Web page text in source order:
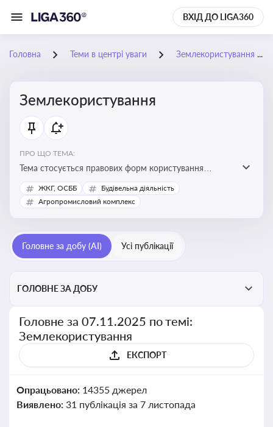
ВХІД ДО LIGA360
Головна Теми в центрі уваги Землекористування
Землекористування
ПРО ЩО ТЕМА:
Тема стосується правових форм користування
землею, зокрема умов доступу, володіння та
користування земельними ділянками різних форм
ЖКГ, ОСББ
Будівельна діяльність
Агропромисловий комплекс
Головне за добу (AI) Усі публікації
ГОЛОВНЕ ЗА ДОБУ
Головне за 07.11.2025 по темі:
Землекористування
ЕКСПОРТ
Опрацьовано: 14355 джерел
Виявлено: 31 публікація за 7 листопада